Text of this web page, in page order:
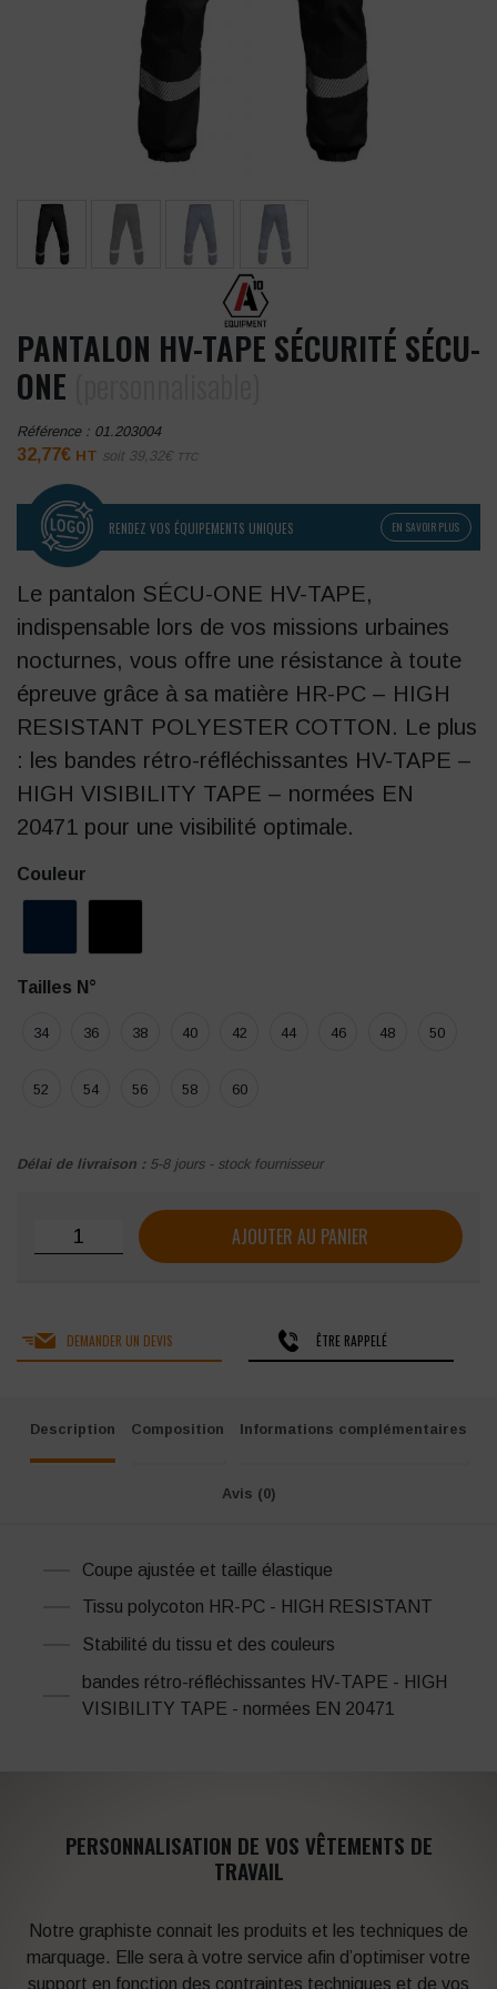
PANTALON HV-TAPE SÉCURITÉ SÉCU-
ONE
Référence : 01.203004
32,77€ HT soit 39,32€ TTC
RENDEZ VOS ÉQUIPEMENTS UNIQUES EN SAVOIR PLUS
Le pantalon SÉCU-ONE HV-TAPE,
indispensable lors de vos missions urbaines
nocturnes, vous offre une résistance à toute
épreuve grâce à sa matière HR-PC – HIGH
RESISTANT POLYESTER COTTON. Le plus
: les bandes rétro-réfléchissantes HV-TAPE –
HIGH VISIBILITY TAPE – normées EN
20471 pour une visibilité optimale.
Couleur
Tailles N°
34 36 38 40 42 44 46 48 50
52 54 56 58 60
Délai de livraison : 5-8 jours - stock fournisseur
quantité de Pantalon HV-TAPE Sécurité SÉCU-ONE
AJOUTER AU PANIER
DEMANDER UN DEVIS ÊTRE RAPPELÉ
Description Composition Informations complémentaires
Avis (0)
Coupe ajustée et taille élastique
Tissu polycoton HR-PC - HIGH RESISTANT
Stabilité du tissu et des couleurs
bandes rétro-réfléchissantes HV-TAPE - HIGH
VISIBILITY TAPE - normées EN 20471
PERSONNALISATION DE VOS VÊTEMENTS DE
TRAVAIL
Notre graphiste connait les produits et les techniques de
marquage. Elle sera à votre service afin d’optimiser votre
support en fonction des contraintes techniques et de vos